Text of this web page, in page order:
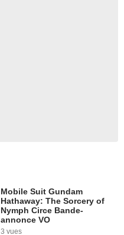
Mobile Suit Gundam
Hathaway: The Sorcery of
Nymph Circe Bande-
annonce VO
3 vues